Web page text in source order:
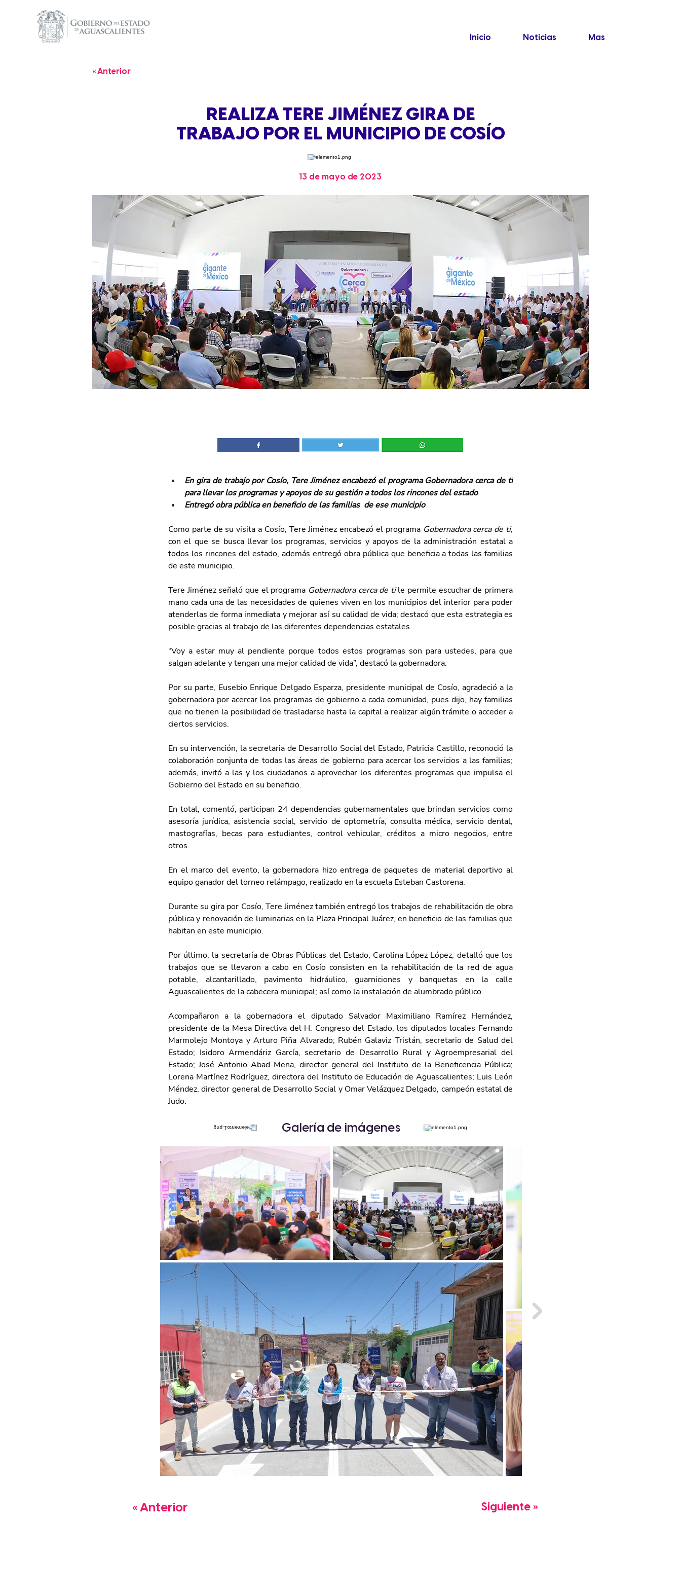
Inicio Noticias Mas
« Anterior
REALIZA TERE JIMÉNEZ GIRA DE
TRABAJO POR EL MUNICIPIO DE COSÍO
13 de mayo de 2023
En gira de trabajo por Cosío, Tere Jiménez encabezó el programa Gobernadora cerca de ti
para llevar los programas y apoyos de su gestión a todos los rincones del estado
Entregó obra pública en beneficio de las familias  de ese municipio
Como parte de su visita a Cosío, Tere Jiménez encabezó el programa
con el que se busca llevar los programas, servicios y apoyos de la administración estatal a
todos los rincones del estado, además entregó obra pública que beneficia a todas las familias
de este municipio.
Tere Jiménez señaló que el programa Gobernadora cerca de ti le permite escuchar de primera
mano cada una de las necesidades de quienes viven en los municipios del interior para poder
atenderlas de forma inmediata y mejorar así su calidad de vida; destacó que esta estrategia es
posible gracias al trabajo de las diferentes dependencias estatales.
“Voy a estar muy al pendiente porque todos estos programas son para ustedes, para que
salgan adelante y tengan una mejor calidad de vida”, destacó la gobernadora.
Por su parte, Eusebio Enrique Delgado Esparza, presidente municipal de Cosío, agradeció a la
gobernadora por acercar los programas de gobierno a cada comunidad, pues dijo, hay familias
que no tienen la posibilidad de trasladarse hasta la capital a realizar algún trámite o acceder a
ciertos servicios.
En su intervención, la secretaria de Desarrollo Social del Estado, Patricia Castillo, reconoció la
colaboración conjunta de todas las áreas de gobierno para acercar los servicios a las familias;
además, invitó a las y los ciudadanos a aprovechar los diferentes programas que impulsa el
Gobierno del Estado en su beneficio.
En total, comentó, participan 24 dependencias gubernamentales que brindan servicios como
asesoría jurídica, asistencia social, servicio de optometría, consulta médica, servicio dental,
mastografías, becas para estudiantes, control vehicular, créditos a micro negocios, entre
otros.
En el marco del evento, la gobernadora hizo entrega de paquetes de material deportivo al
equipo ganador del torneo relámpago, realizado en la escuela Esteban Castorena.
Durante su gira por Cosío, Tere Jiménez también entregó los trabajos de rehabilitación de obra
pública y renovación de luminarias en la Plaza Principal Juárez, en beneficio de las familias que
habitan en este municipio.
Por último, la secretaría de Obras Públicas del Estado, Carolina López López, detalló que los
trabajos que se llevaron a cabo en Cosío consisten en la rehabilitación de la red de agua
potable, alcantarillado, pavimento hidráulico, guarniciones y banquetas en la calle
Aguascalientes de la cabecera municipal; así como la instalación de alumbrado público.
Acompañaron a la gobernadora el diputado Salvador Maximiliano Ramírez Hernández,
presidente de la Mesa Directiva del H. Congreso del Estado; los diputados locales Fernando
Marmolejo Montoya y Arturo Piña Alvarado; Rubén Galaviz Tristán, secretario de Salud del
Estado; Isidoro Armendáriz García, secretario de Desarrollo Rural y Agroempresarial del
Estado; José Antonio Abad Mena, director general del Instituto de la Beneficencia Pública;
Lorena Martínez Rodríguez, directora del Instituto de Educación de Aguascalientes; Luis León
Méndez, director general de Desarrollo Social y Omar Velázquez Delgado, campeón estatal de
Judo.
Galería de imágenes
« Anterior Siguiente »